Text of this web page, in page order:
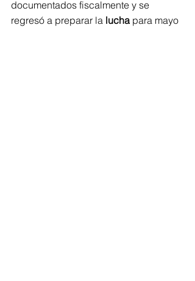
documentados fiscalmente y se
regresó a preparar la lucha para mayo